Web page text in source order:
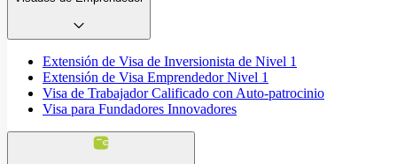
Extensión de Visa de Inversionista de Nivel 1
Extensión de Visa Emprendedor Nivel 1
Visa de Trabajador Calificado con Auto-patrocinio
Visa para Fundadores Innovadores